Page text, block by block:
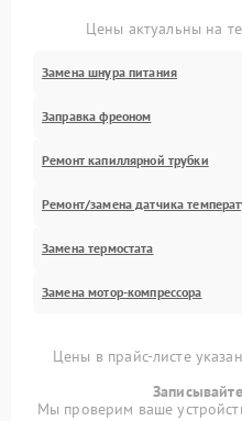
Цены актуальны на
Замена шнура питания
Заправка фреоном
Ремонт капиллярной трубки
Ремонт/замена датчика
Замена термостата
Замена мотор-компрессора
Цены в прайс-листе
Мы проверим ваше